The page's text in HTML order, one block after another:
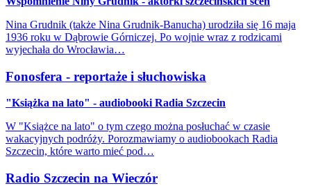
Nina Grudnik (także Nina Grudnik-Banucha) urodziła się 16 maja
1936 roku w Dąbrowie Górniczej. Po wojnie wraz z rodzicami
wyjechała do Wrocławia…
Fonosfera - reportaże i słuchowiska
"Książka na lato" - audiobooki Radia Szczecin
W "Książce na lato" o tym czego można posłuchać w czasie
wakacyjnych podróży. Porozmawiamy o audiobookach Radia
Szczecin, które warto mieć pod…
Radio Szczecin na Wieczór